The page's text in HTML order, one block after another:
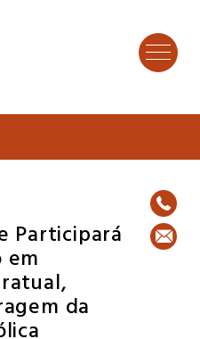
Participará
em
da